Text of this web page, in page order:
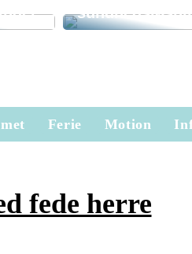
Ferie Motion
fede herre